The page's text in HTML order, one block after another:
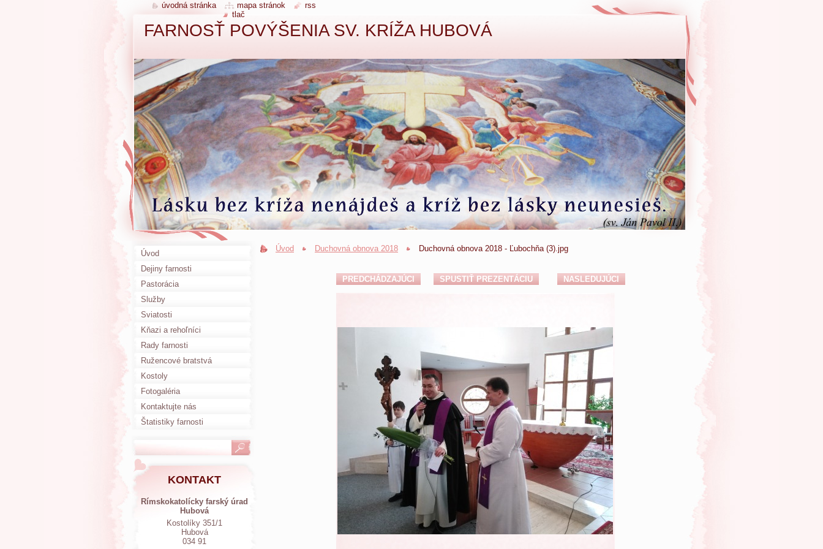
FARNOSŤ POVÝŠENIA SV. KRÍŽA HUBOVÁ
Úvod Duchovná obnova 2018 Duchovná obnova 2018 - Ľubochňa (3).jpg
PREDCHÁDZAJÚCI SPUSTIŤ PREZENTÁCIU NASLEDUJÚCI
Úvod
Dejiny farnosti
Pastorácia
Služby
Sviatosti
Kňazi a rehoľníci
Rady farnosti
Ružencové bratstvá
Kostoly
Fotogaléria
Kontaktujte nás
Štatistiky farnosti
KONTAKT
Rímskokatolícky farský úrad
Hubová
Kostolíky 351/1
Hubová
034 91
úvodná stránka mapa stránok
rss
tlač